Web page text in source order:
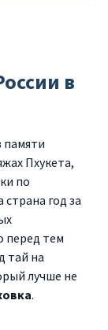
в
памяти
Пхукета,
по
год за
перед тем
тай на
лучше не
.